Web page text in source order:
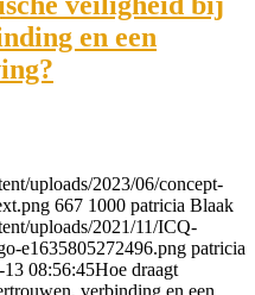
en een
uploads/2023/06/concept-
667 1000 patricia Blaak
uploads/2021/11/ICQ-
e1635805272496.png patricia
13 08:56:45Hoe draagt
verbinding en een